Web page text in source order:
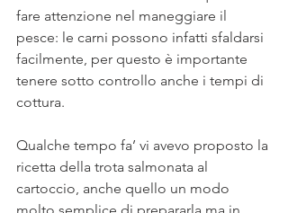
fare attenzione nel maneggiare il
pesce: le carni possono infatti sfaldarsi
facilmente, per questo è importante
tenere sotto controllo anche i tempi di
cottura.
Qualche tempo fa’ vi avevo proposto la
ricetta della trota salmonata al
cartoccio, anche quello un modo